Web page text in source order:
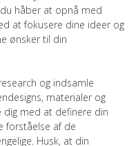
håber at opnå med
at fokusere dine ideer og
ønsker til din
og indsamle
materialer og
med at definere din
forståelse af de
Husk, at din